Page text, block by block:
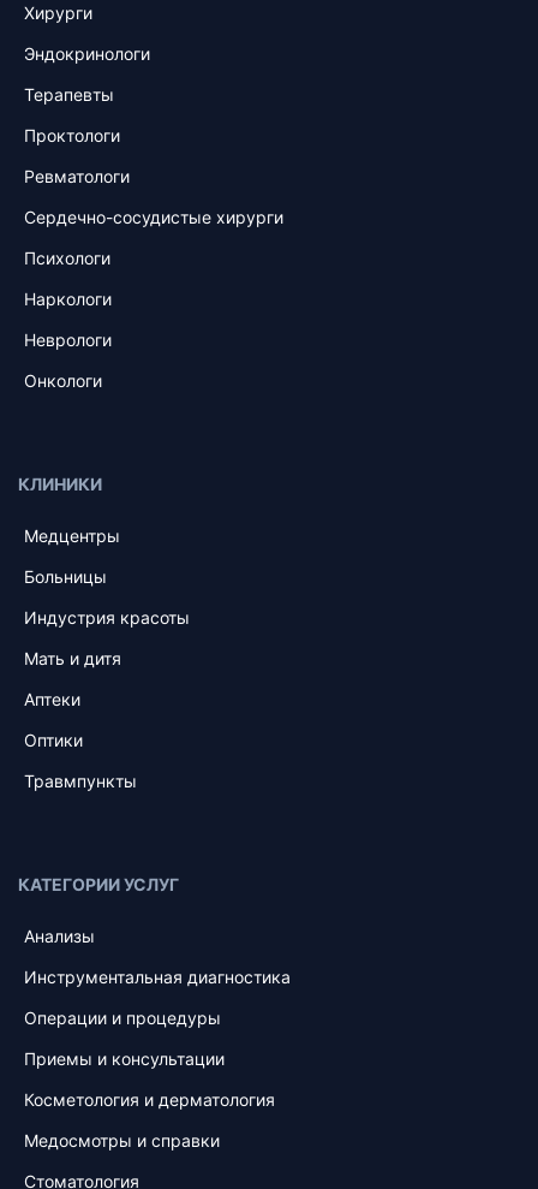
Хирурги
Эндокринологи
Терапевты
Проктологи
Ревматологи
Сердечно-сосудистые хирурги
Психологи
Наркологи
Неврологи
Онкологи
КЛИНИКИ
Медцентры
Больницы
Индустрия красоты
Мать и дитя
Аптеки
Оптики
Травмпункты
КАТЕГОРИИ УСЛУГ
Анализы
Инструментальная диагностика
Операции и процедуры
Приемы и консультации
Косметология и дерматология
Медосмотры и справки
Стоматология